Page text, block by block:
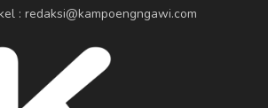
: redaksi@kampoengngawi.com